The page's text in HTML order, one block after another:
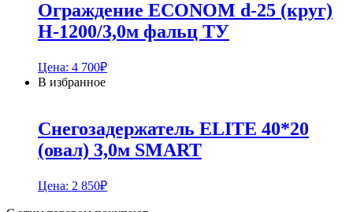
Ограждение ECONOM d-25 (круг)
H-1200/3,0м фальц ТУ
Цена: 4 700₽
В избранное
Снегозадержатель ELITE 40*20
(овал) 3,0м SMART
Цена: 2 850₽